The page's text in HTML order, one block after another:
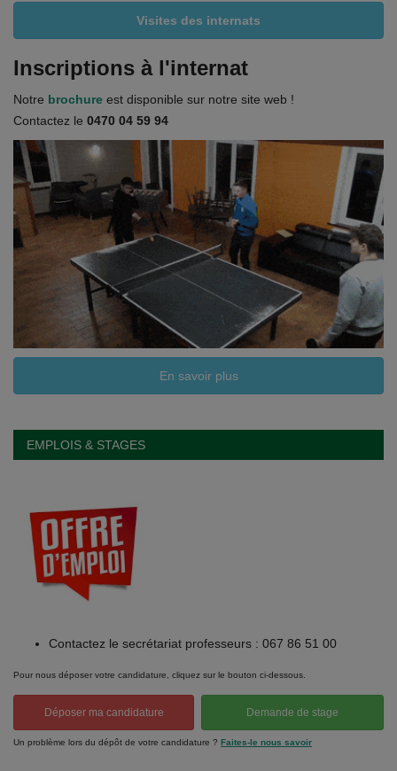
Visites des internats
Inscriptions à l'internat
Notre brochure est disponible sur notre site web !
Contactez le 0470 04 59 94
En savoir plus
EMPLOIS & STAGES
Contactez le secrétariat professeurs : 067 86 51 00
Pour nous déposer votre candidature, cliquez sur le bouton ci-dessous.
Déposer ma candidature Demande de stage
Un problème lors du dépôt de votre candidature ? Faites-le nous savoir